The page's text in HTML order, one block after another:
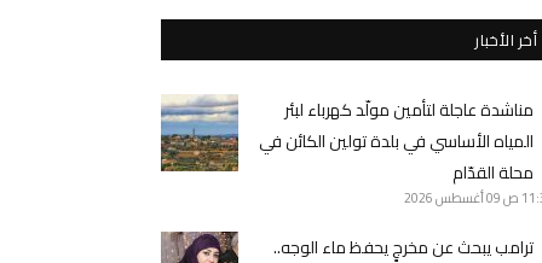
أخر الأخبار
مناشدة عاجلة لتأمين مولّد كهرباء لبئر
المياه الأساسي في بلدة تولين الكائن في
محلة القدّام
ص 09 أغسطس 2026
ترامب يبحث عن مخرجٍ يحفظ ماء الوجه..